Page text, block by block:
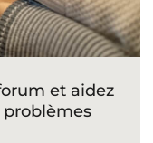
et aidez
problèmes